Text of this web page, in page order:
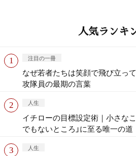
人気ランキ
注目の一冊
なぜ若者たちは笑顔で飛び立
攻隊員の最期の言葉
人生
イチローの目標設定術｜小さな
でもないところ」に至る唯一の道
人生